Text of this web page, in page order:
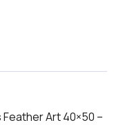
Art 40×50 –